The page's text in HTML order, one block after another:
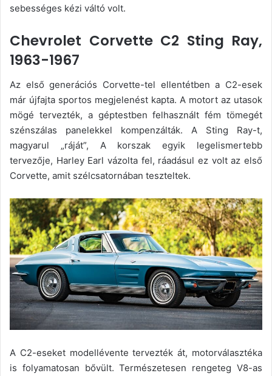
sebességes kézi váltó volt.
Chevrolet Corvette C2 Sting Ray,
1963-1967
Az első generációs Corvette-tel ellentétben a C2-esek
már újfajta sportos megjelenést kapta. A motort az utasok
mögé tervezték, a géptestben felhasznált fém tömegét
szénszálas panelekkel kompenzálták. A Sting Ray-t,
magyarul „ráját”, A korszak egyik legelismertebb
tervezője, Harley Earl vázolta fel, ráadásul ez volt az első
Corvette, amit szélcsatornában teszteltek.
A C2-eseket modellévente tervezték át, motorválasztéka
is folyamatosan bővült. Természetesen rengeteg V8-as